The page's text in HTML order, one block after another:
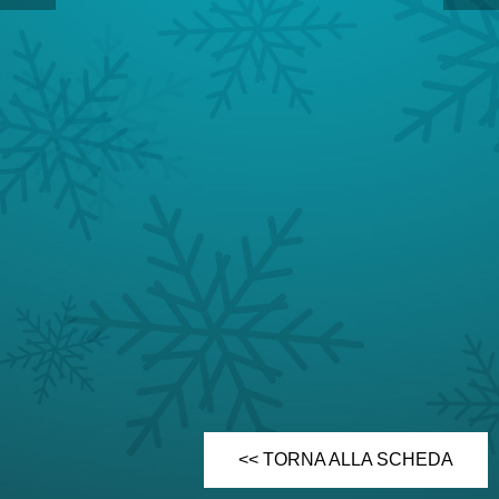
<< TORNA ALLA SCHEDA